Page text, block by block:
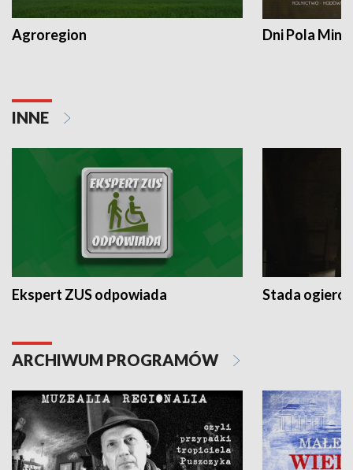
Agroregion Dni Pola
INNE
Ekspert ZUS odpowiada Stada
ARCHIWUM PROGRAMÓW